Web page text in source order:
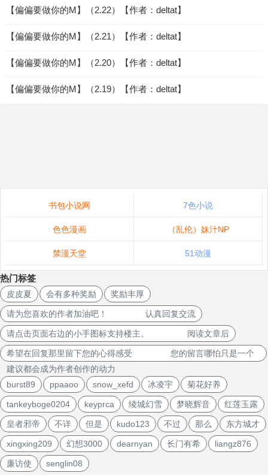
【偏偏要做你的M】（2.22）【作者：deltat】
【偏偏要做你的M】（2.21）【作者：deltat】
【偏偏要做你的M】（2.20）【作者：deltat】
【偏偏要做你的M】（2.19）【作者：deltat】
书包小说网 7色小说
色色漫画 （乱伦）妹汁NP
禁漫天堂 51动漫
热门标签
皮皮夏 会有多种奖励 奖励丰厚
请为您喜欢的作者加油吧！ 认真回复交流
请点击页面右边的小手图标支持楼主。 阅读文章后
希望在回复那里留下您的心得感受 您的留言哪怕只是一个
建议都会成为作者创作的动力
burst89
ppaaoo snow_xefd 冰凌宇 菊花好养
tankeyboge0204 keyprca 绫城幻雪 梦晓辉音 红莲玉露
皇者邪帝 不详 但是 kudo123 不过 那么 东方城才
xingxing209 幻想3000 dearnyan 长门有希 liangz876
廉访使 senglin08